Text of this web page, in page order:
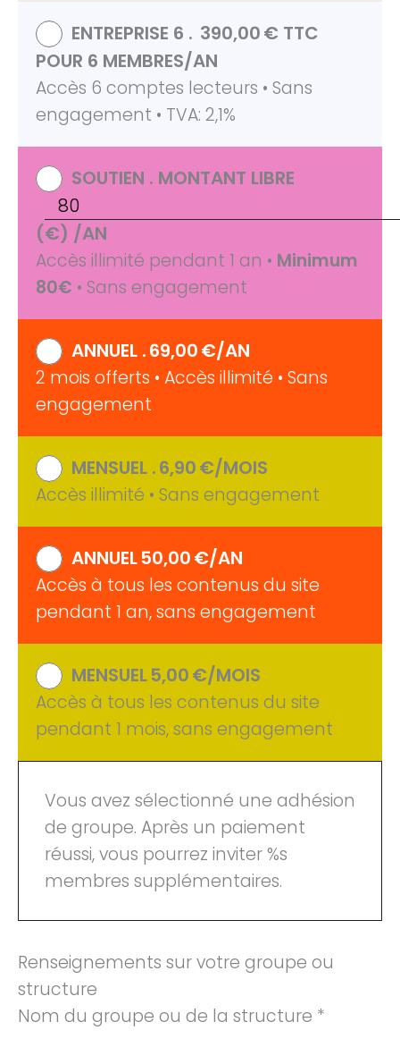
ENTREPRISE 6 . 390,00€ TTC
POUR 6 MEMBRES/AN
Accès 6 comptes lecteurs • Sans
engagement • TVA: 2,1%
SOUTIEN . MONTANT LIBRE
(€) /AN
Accès illimité pendant 1 an • Minimum
80€ • Sans engagement
ANNUEL .69,00€/AN
2 mois offerts • Accès illimité • Sans
engagement
MENSUEL .6,90€/MOIS
Accès illimité • Sans engagement
ANNUEL50,00€/AN
Accès à tous les contenus du site
pendant 1 an, sans engagement
MENSUEL5,00€/MOIS
Accès à tous les contenus du site
pendant 1 mois, sans engagement
Vous avez sélectionné une adhésion
de groupe. Après un paiement
réussi, vous pourrez inviter %s
membres supplémentaires.
Renseignements sur votre groupe ou
structure
Nom du groupe ou de la structure *